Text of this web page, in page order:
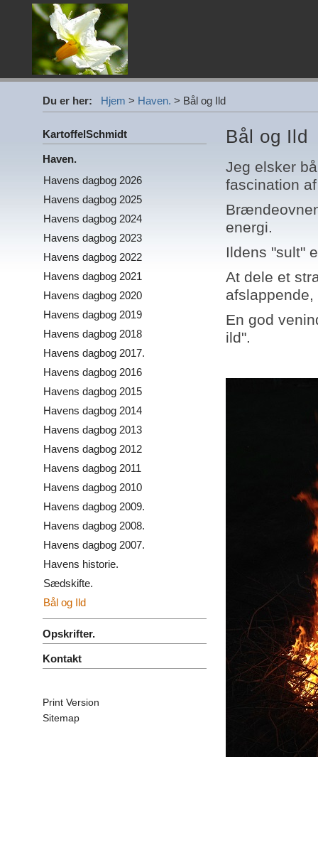
Du er her: Hjem > Haven. > Bål og Ild
KartoffelSchmidt
Haven.
Havens dagbog 2026
Havens dagbog 2025
Havens dagbog 2024
Havens dagbog 2023
Havens dagbog 2022
Havens dagbog 2021
Havens dagbog 2020
Havens dagbog 2019
Havens dagbog 2018
Havens dagbog 2017.
Havens dagbog 2016
Havens dagbog 2015
Havens dagbog 2014
Havens dagbog 2013
Havens dagbog 2012
Havens dagbog 2011
Havens dagbog 2010
Havens dagbog 2009.
Havens dagbog 2008.
Havens dagbog 2007.
Havens historie.
Sædskifte.
Bål og Ild
Opskrifter.
Kontakt
Print Version
Sitemap
Bål og Ild
Jeg elsker
fascination
energi.
Ildens "sult"
At dele et
afslappende,
En god
ild".